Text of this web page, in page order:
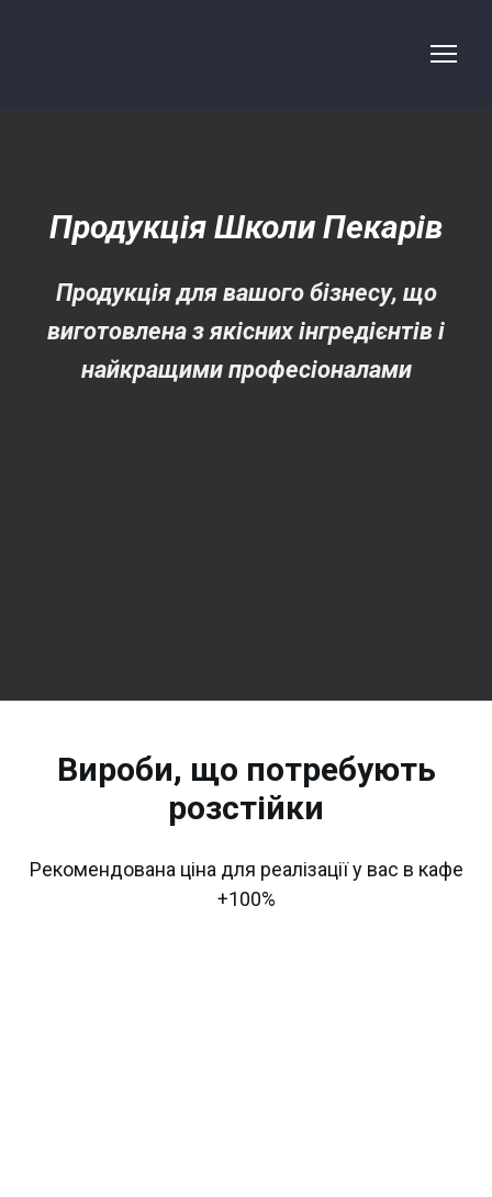
Продукція Школи Пекарів
Продукція для вашого бізнесу, що
виготовлена з якісних інгредієнтів і
найкращими професіоналами
Вироби, що потребують
розстійки
Рекомендована ціна для реалізації у вас в кафе
+100%